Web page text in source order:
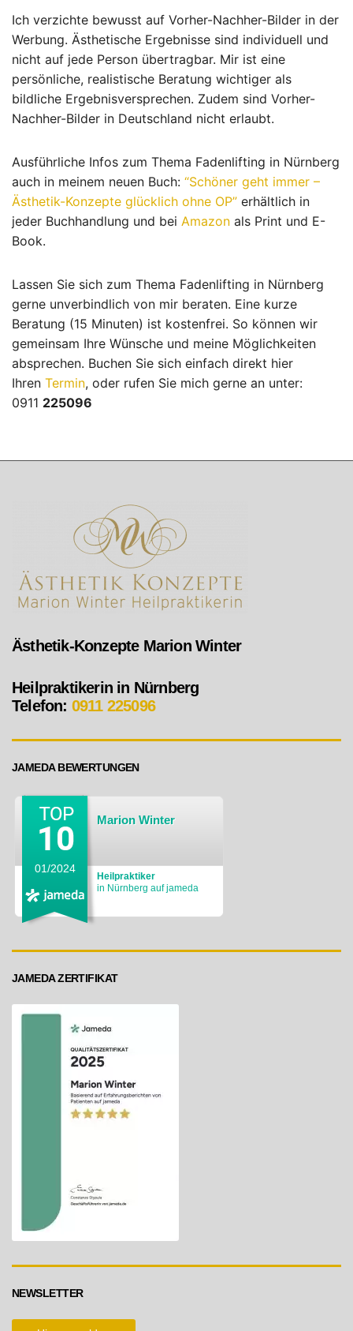
Ich verzichte bewusst auf Vorher-Nachher-Bilder in der
Werbung. Ästhetische Ergebnisse sind individuell und
nicht auf jede Person übertragbar. Mir ist eine
persönliche, realistische Beratung wichtiger als
bildliche Ergebnisversprechen. Zudem sind Vorher-
Nachher-Bilder in Deutschland nicht erlaubt.
Ausführliche Infos zum Thema Fadenlifting in Nürnberg
auch in meinem neuen Buch: “Schöner geht immer –
Ästhetik-Konzepte glücklich ohne OP” erhältlich in
jeder Buchhandlung und bei Amazon als Print und E-
Book.
Lassen Sie sich zum Thema Fadenlifting in Nürnberg
gerne unverbindlich von mir beraten. Eine kurze
Beratung (15 Minuten) ist kostenfrei. So können wir
gemeinsam Ihre Wünsche und meine Möglichkeiten
absprechen. Buchen Sie sich einfach direkt hier
Ihren Termin, oder rufen Sie mich gerne an unter:
0911 225096
Ästhetik-Konzepte Marion Winter
Heilpraktikerin in Nürnberg
Telefon: 0911 225096
JAMEDA BEWERTUNGEN
Marion Winter
Heilpraktiker
in Nürnberg auf jameda
01/2024
JAMEDA ZERTIFIKAT
NEWSLETTER